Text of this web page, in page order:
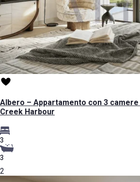
Albero – Appartamento con 3 camere
Creek Harbour
3
3
2